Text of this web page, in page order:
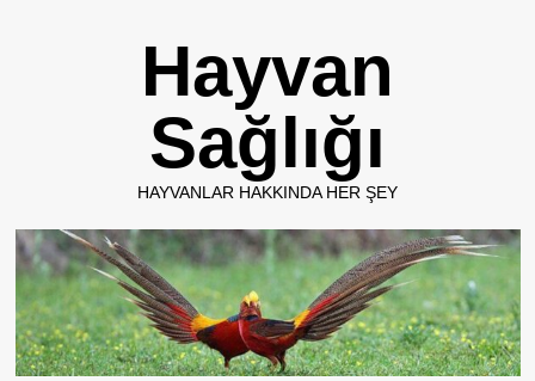
Hayvan
Sağlığı
HAYVANLAR HAKKINDA HER ŞEY